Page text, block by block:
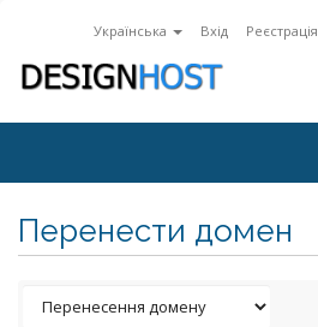
Українська Вхід Реєстрація
Перенести домен